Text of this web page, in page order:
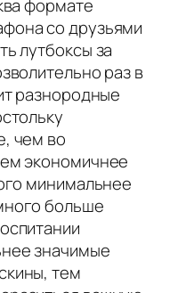
формате
со друзьями
лутбоксы за
раз в
разнородные
чем во
экономичнее
минимальнее
больше
значимые
тем